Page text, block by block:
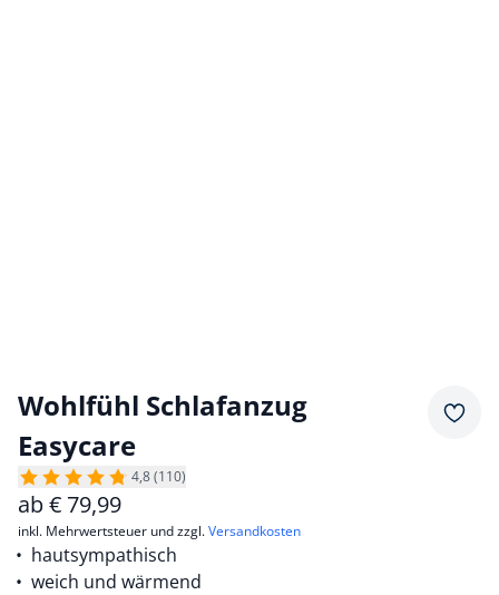
Wohlfühl Schlafanzug
Easycare
4,8 (110)
ab€ 79,99
inkl. Mehrwertsteuer und zzgl.Versandkosten
hautsympathisch
weich und wärmend